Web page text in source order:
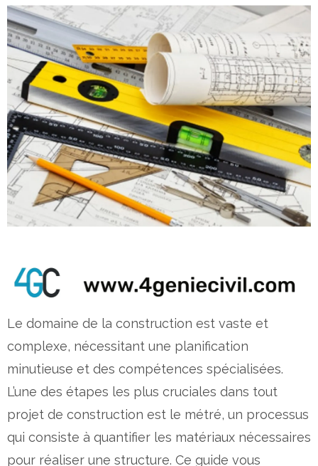
Le domaine de la construction est vaste et
complexe, nécessitant une planification
minutieuse et des compétences spécialisées.
L’une des étapes les plus cruciales dans tout
projet de construction est le métré, un processus
qui consiste à quantifier les matériaux nécessaires
pour réaliser une structure. Ce guide vous